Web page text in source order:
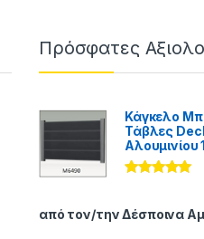
Πρόσφατες
Κάγκελο
Τάβλες
Αλουμινίου
5
από τον/την Δέσποινα